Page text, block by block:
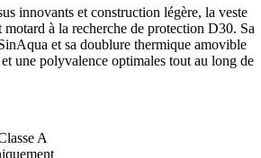
innovants et construction légère, la veste
à la recherche de protection D30. Sa
et sa doublure thermique amovible
une polyvalence optimales tout au long de
A